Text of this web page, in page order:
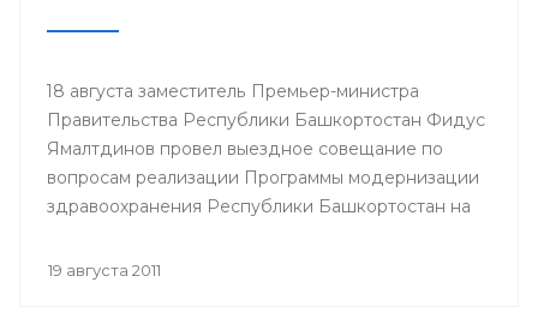
18 августа заместитель Премьер-министра
Правительства Республики Башкортостан Фидус
Ямалтдинов провел выездное совещание по
вопросам реализации Программы модернизации
здравоохранения Республики Башкортостан на
19 августа 2011